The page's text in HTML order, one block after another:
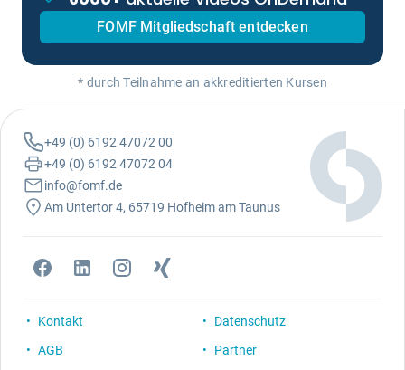
FOMF Mitgliedschaft entdecken
* durch Teilnahme an akkreditierten Kursen
+49 (0) 6192 47072 00
+49 (0) 6192 47072 04
info@fomf.de
Am Untertor 4, 65719 Hofheim am Taunus
Kontakt
AGB
Datenschutz
Partner